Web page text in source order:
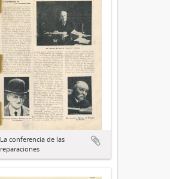
La conferencia de las
reparaciones